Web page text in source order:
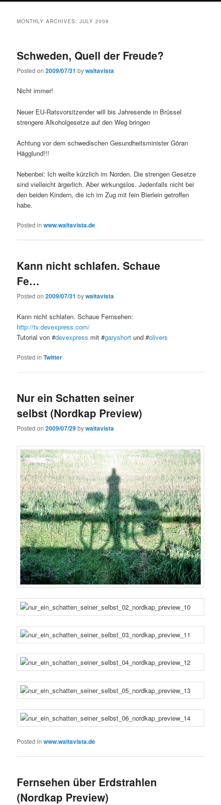
MONTHLY ARCHIVES:JULY 2009
Schweden, Quell der Freude?
Posted on2009/07/31 bywaltavista
Nicht immer!
Neuer EU-Ratsvorsitzender will bis Jahresende in Brüssel
strengere Alkoholgesetze auf den Weg bringen
Achtung vor dem schwedischen Gesundheitsminister Göran
Hägglund!!!
Nebenbei: Ich weilte kürzlich im Norden. Die strengen Gesetze
sind vielleicht ärgerlich. Aber wirkungslos. Jedenfalls nicht bei
den beiden Kindern, die ich im Zug mit fein Bierlein getroffen
habe.
Posted in www.waltavista.de
Kann nicht schlafen. Schaue
Fe…
Posted on2009/07/31 bywaltavista
Kann nicht schlafen. Schaue Fernsehen:
http://tv.devexpress.com/
Tutorial von #devexpress mit #garyshort und #olivers
Posted in Twitter
Nur ein Schatten seiner
selbst (Nordkap Preview)
Posted on2009/07/29bywaltavista
Posted in www.waltavista.de
Fernsehen über Erdstrahlen
(Nordkap Preview)